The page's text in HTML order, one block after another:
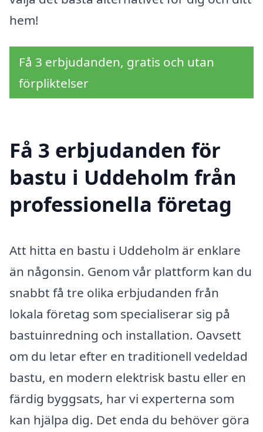
hem!
Få 3 erbjudanden, gratis och utan
förpliktelser
Få 3 erbjudanden för
bastu i Uddeholm från
professionella företag
Att hitta en bastu i Uddeholm är enklare
än någonsin. Genom vår plattform kan du
snabbt få tre olika erbjudanden från
lokala företag som specialiserar sig på
bastuinredning och installation. Oavsett
om du letar efter en traditionell vedeldad
bastu, en modern elektrisk bastu eller en
färdig byggsats, har vi experterna som
kan hjälpa dig. Det enda du behöver göra